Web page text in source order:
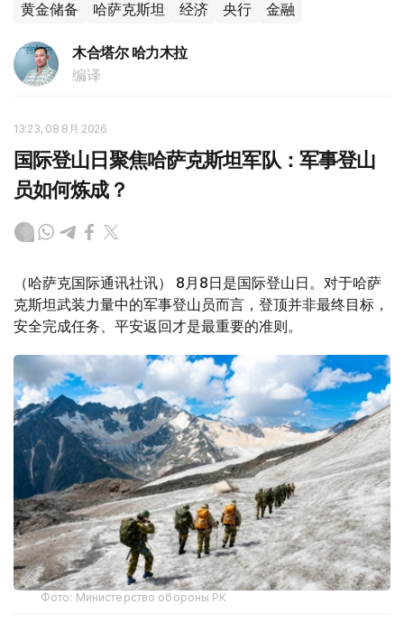
黄金储备 哈萨克斯坦 经济 央行 金融
木合塔尔 哈力木拉
编译
13:23, 08 8月 2026
国际登山日聚焦哈萨克斯坦军队：军事登山
员如何炼成？
（哈萨克国际通讯社讯） 8月8日是国际登山日。对于哈萨
克斯坦武装力量中的军事登山员而言，登顶并非最终目标，
安全完成任务、平安返回才是最重要的准则。
Фото: Министерство обороны РК